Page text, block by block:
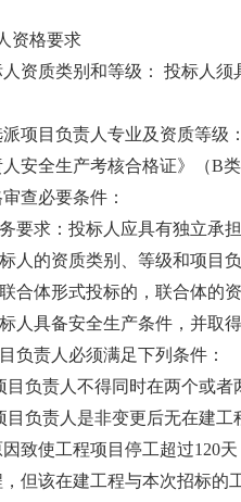
资格要求
人资质类别和等级： 投标人
派项目负责人专业及资质等级
安全生产考核合格证》（B类
查必要条件：
要求：投标人应具有独立承
人的资质类别、等级和项目
合体形式投标的，联合体的
人具备安全生产条件，并取
负责人必须满足下列条件：
目负责人不得同时在两个或
目负责人是非变更后无在建
致使工程项目停工超过120
但该在建工程与本次招标的